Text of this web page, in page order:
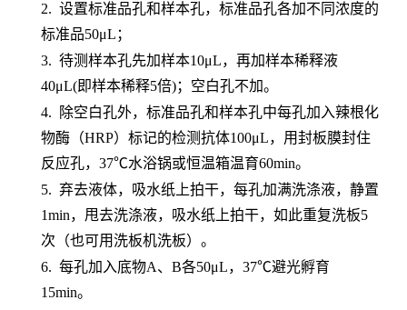
2. 设置标准品孔和样本孔，标准品孔各加不同浓度的
标准品50μL；
3. 待测样本孔先加样本10μL，再加样本稀释液
40μL(即样本稀释5倍)； 空白孔不加。
4.
除空白孔外， 标准品孔和样本孔中每孔加入辣根化
物酶（HRP）标记的检测抗体100μL，用封板膜封住
反应孔，37℃水浴锅或恒温箱温育60min。
5. 弃去液体，吸水纸上拍干，每孔加满洗涤液，静置
1min，甩去洗涤液，吸水纸上拍干，如此重复洗板5
次（也可用洗板机洗板）。
6. 每孔加入底物A、B各50μL，37℃避光孵育
15min。